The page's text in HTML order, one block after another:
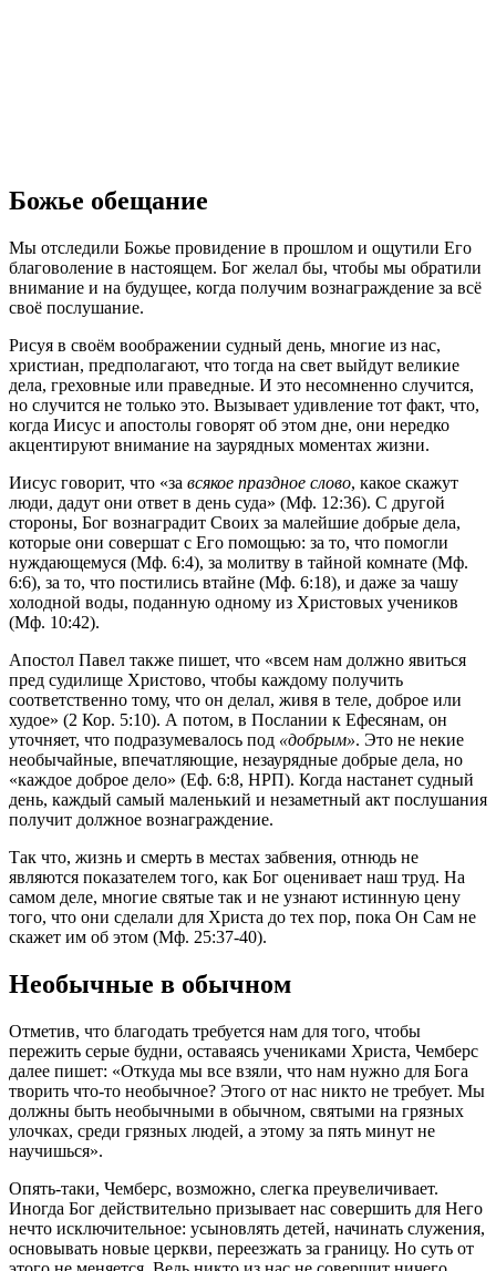
Божье обещание
Мы отследили Божье провидение в прошлом и ощутили Его
благоволение в настоящем. Бог желал бы, чтобы мы обратили
внимание и на будущее, когда получим вознаграждение за всё
своё послушание.
Рисуя в своём воображении судный день, многие из нас,
христиан, предполагают, что тогда на свет выйдут великие
дела, греховные или праведные. И это несомненно случится,
но случится не только это. Вызывает удивление тот факт, что,
когда Иисус и апостолы говорят об этом дне, они нередко
акцентируют внимание на заурядных моментах жизни.
Иисус говорит, что «за всякое праздное слово, какое скажут
люди, дадут они ответ в день суда» (Мф. 12:36). С другой
стороны, Бог вознаградит Своих за малейшие добрые дела,
которые они совершат с Его помощью: за то, что помогли
нуждающемуся (Мф. 6:4), за молитву в тайной комнате (Мф.
6:6), за то, что постились втайне (Мф. 6:18), и даже за чашу
холодной воды, поданную одному из Христовых учеников
(Мф. 10:42).
Апостол Павел также пишет, что «всем нам должно явиться
пред судилище Христово, чтобы каждому получить
соответственно тому, что он делал, живя в теле, доброе или
худое» (2 Кор. 5:10). А потом, в Послании к Ефесянам, он
уточняет, что подразумевалось под «добрым». Это не некие
необычайные, впечатляющие, незаурядные добрые дела, но
«каждое доброе дело» (Еф. 6:8, НРП). Когда настанет судный
день, каждый самый маленький и незаметный акт послушания
получит должное вознаграждение.
Так что, жизнь и смерть в местах забвения, отнюдь не
являются показателем того, как Бог оценивает наш труд. На
самом деле, многие святые так и не узнают истинную цену
того, что они сделали для Христа до тех пор, пока Он Сам не
скажет им об этом (Мф. 25:37-40).
Необычные в обычном
Отметив, что благодать требуется нам для того, чтобы
пережить серые будни, оставаясь учениками Христа, Чемберс
далее пишет: «Откуда мы все взяли, что нам нужно для Бога
творить что-то необычное? Этого от нас никто не требует. Мы
должны быть необычными в обычном, святыми на грязных
улочках, среди грязных людей, а этому за пять минут не
научишься».
Опять-таки, Чемберс, возможно, слегка преувеличивает.
Иногда Бог действительно призывает нас совершить для Него
нечто исключительное: усыновлять детей, начинать служения,
основывать новые церкви, переезжать за границу. Но суть от